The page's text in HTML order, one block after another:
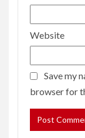
Website
Save my
browser for